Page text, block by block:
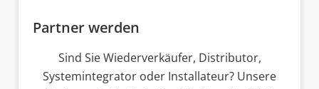
Partner werden
Sind Sie Wiederverkäufer, Distributor,
Systemintegrator oder Installateur? Unsere